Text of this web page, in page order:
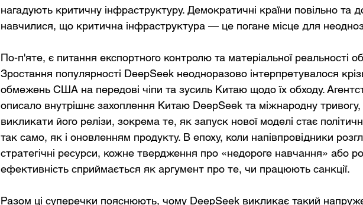
нагадують критичну інфраструктуру. Демократичні країни повільно та
навчилися, що критична інфраструктура — це погане місце для
По-п'яте, є питання експортного контролю та матеріальної реальності
Зростання популярності DeepSeek неодноразово інтерпретувалося
обмежень США на передові чіпи та зусиль Китаю щодо їх обходу.
описало внутрішнє захоплення Китаю DeepSeek та міжнародну
викликати його релізи, зокрема те, як запуск нової моделі стає
так само, як і оновленням продукту. В епоху, коли напівпровідники
стратегічні ресурси, кожне твердження про «недороге навчання» або
ефективність сприймається як аргумент про те, чи працюють санкції.
Разом ці суперечки пояснюють, чому DeepSeek викликає такий